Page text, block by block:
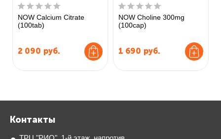
NOW Calcium Citrate
(100tab)
2 090 руб.
NOW Choline 300mg
(100cap)
1 690 руб.
Контакты